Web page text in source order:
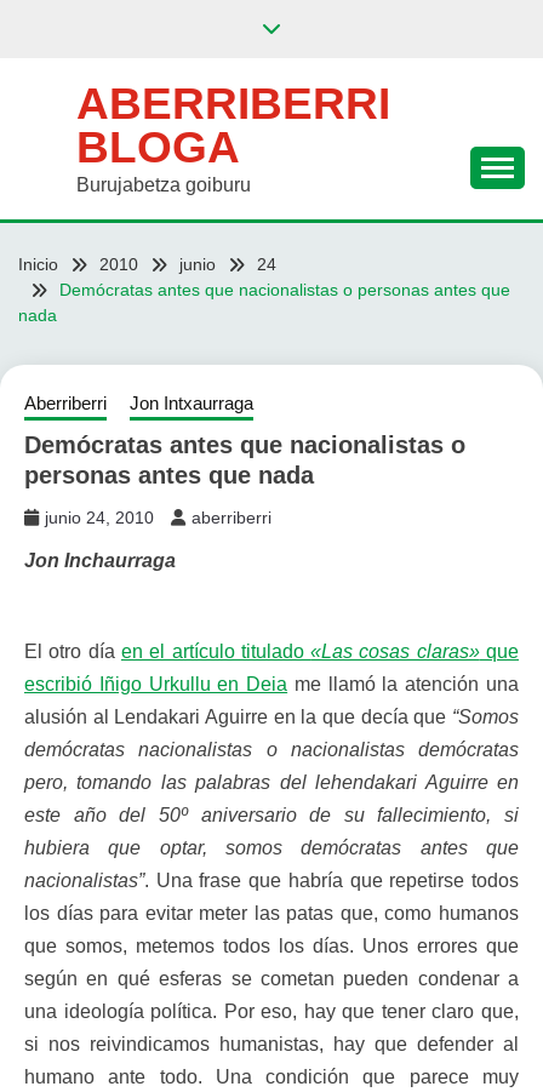
ABERRIBERRI
BLOGA
Burujabetza goiburu
Inicio 2010 junio
24
Demócratas antes que nacionalistas o personas antes que
nada
Aberriberri Jon Intxaurraga
Demócratas antes que nacionalistas o
personas antes que nada
junio 24, 2010 aberriberri
Jon Inchaurraga
El otro día en el artículo titulado«Las cosas claras»que
escribió Iñigo Urkullu en Deia me llamó la atención una
alusión al Lendakari Aguirre en la que decía que “Somos
demócratas nacionalistas o nacionalistas demócratas
pero, tomando las palabras del lehendakari Aguirre en
este año del 50º aniversario de su fallecimiento, si
hubiera que optar, somos demócratas antes que
nacionalistas”. Una frase que habría que repetirse todos
los días para evitar meter las patas que, como humanos
que somos, metemos todos los días. Unos errores que
según en qué esferas se cometan pueden condenar a
una ideología política. Por eso, hay que tener claro que,
si nos reivindicamos humanistas, hay que defender al
humano ante todo. Una condición que parece muy